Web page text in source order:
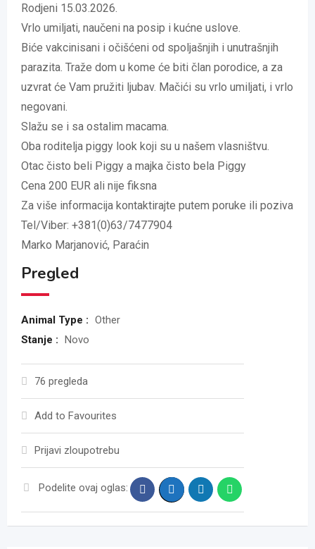
Rodjeni 15.03.2026.
Vrlo umiljati, naučeni na posip i kućne uslove.
Biće vakcinisani i očišćeni od spoljašnjih i unutrašnjih
parazita. Traže dom u kome će biti član porodice, a za
uzvrat će Vam pružiti ljubav. Mačići su vrlo umiljati, i vrlo
negovani.
Slažu se i sa ostalim macama.
Oba roditelja piggy look koji su u našem vlasništvu.
Otac čisto beli Piggy a majka čisto bela Piggy
Cena 200 EUR ali nije fiksna
Za više informacija kontaktirajte putem poruke ili poziva
Tel/Viber: +381(0)63/7477904
Marko Marjanović, Paraćin
Pregled
Animal Type : Other
Stanje : Novo
76 pregleda
Add to Favourites
Prijavi zloupotrebu
Podelite ovaj oglas: